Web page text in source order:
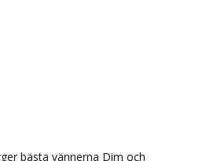
bästa vännerna Dim och